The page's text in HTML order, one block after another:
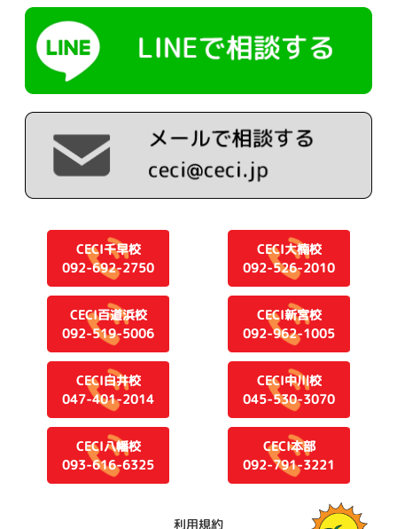
CECI千早校
092-692-2750
CECI大楠校
092-526-2010
CECI百道浜校
092-519-5006
CECI新宮校
092-962-1005
CECI白井校
047-401-2014
CECI中川校
045-530-3070
CECI八幡校
093-616-6325
CECI本部
092-791-3221
利用規約